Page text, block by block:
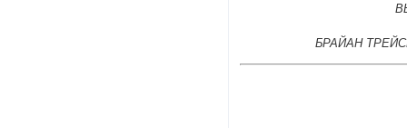
БРАЙАН